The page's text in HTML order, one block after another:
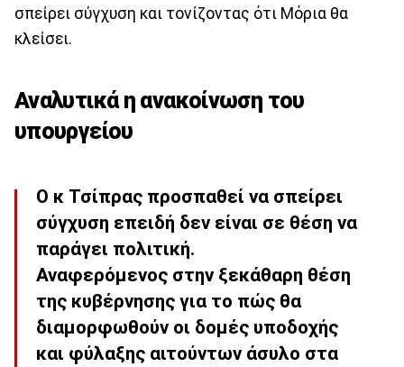
σπείρει σύγχυση και τονίζοντας ότι Μόρια θα
κλείσει.
Αναλυτικά η ανακοίνωση του
υπουργείου
Ο κ Τσίπρας προσπαθεί να σπείρει
σύγχυση επειδή δεν είναι σε θέση να
παράγει πολιτική.
Αναφερόμενος στην ξεκάθαρη θέση
της κυβέρνησης για το πώς θα
διαμορφωθούν οι δομές υποδοχής
και φύλαξης αιτούντων άσυλο στα